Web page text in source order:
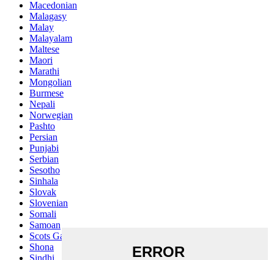
Macedonian
Malagasy
Malay
Malayalam
Maltese
Maori
Marathi
Mongolian
Burmese
Nepali
Norwegian
Pashto
Persian
Punjabi
Serbian
Sesotho
Sinhala
Slovak
Slovenian
Somali
Samoan
Scots Gaelic
Shona
Sindhi